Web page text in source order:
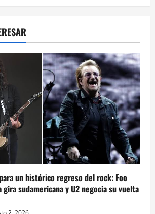
un histórico regreso del rock: Foo
sudamericana y U2 negocia su vuelta